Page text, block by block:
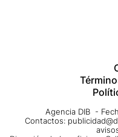
Agencia DIB -
Contactos: